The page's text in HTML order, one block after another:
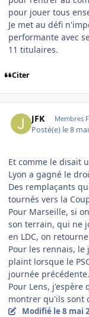
pour jouer tous
Je met au défi
performante avec
11 titulaires.
Citer
JFK Membres
Posté(e) le 8
Et comme le disait
Lyon a gagné le
Des remplaçants
tournés vers la
Pour Marseille, si
son terrain, qui ne
en LDC, on
Pour les rennais,
plaint lorsque le
journée
Pour Lens,
montrer qu'ils sont
Modifié le 8 mai